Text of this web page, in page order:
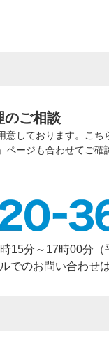
回
のご相談
意しております。こち
」ページも合わせてご確
時15分～17時00分（
でのお問い合わせ